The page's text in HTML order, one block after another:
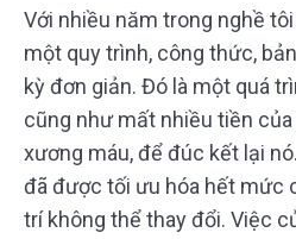
Với nhiều năm trong nghề
một quy trình, công thức,
kỳ đơn giản. Đó là một quá
cũng như mất nhiều tiền
xương máu, để đúc kết lại
đã được tối ưu hóa hết mức
trí không thể thay đổi. Việc